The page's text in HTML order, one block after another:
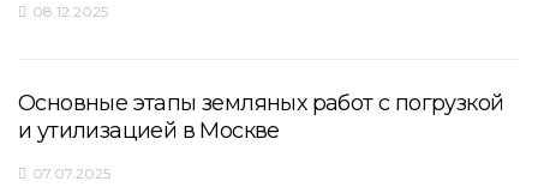
08.12.2025
Основные этапы земляных работ с погрузкой
и утилизацией в Москве
07.07.2025